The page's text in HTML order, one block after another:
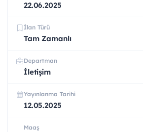
22.06.2025
İlan Türü
Tam Zamanlı
Departman
İletişim
Yayınlanma Tarihi
12.05.2025
Maaş